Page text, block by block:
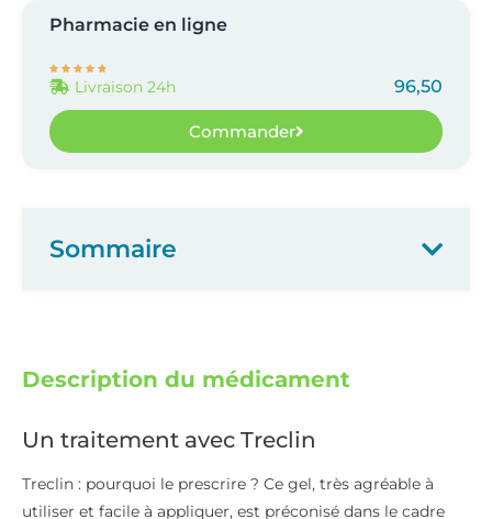
Pharmacie en ligne
    
Livraison 24h 96,50
Commander
Description du médicament
Un traitement avec Treclin
Treclin : pourquoi le prescrire ? Ce gel, très agréable à
utiliser et facile à appliquer, est préconisé dans le cadre
Sommaire